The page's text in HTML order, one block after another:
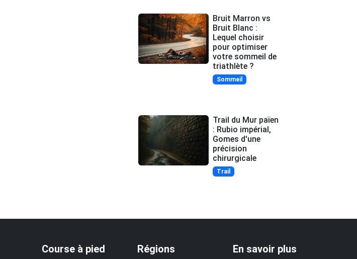
Bruit Marron vs
Bruit Blanc :
Lequel choisir
pour optimiser
votre sommeil de
triathlète ?
Sommeil
Trail du Mur païen
: Rubio impérial,
Gomes d'une
précision
chirurgicale
Trail
Course à pied Régions En savoir plus